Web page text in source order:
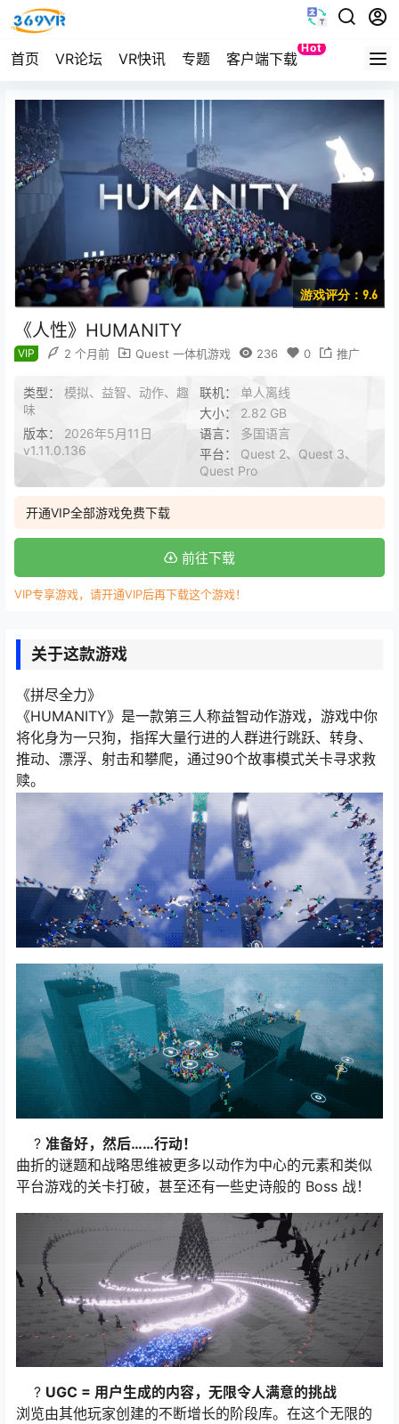
首页 VR论坛 VR快讯 专题 客户端下载
Hot
Quest
游戏评分：9.6
《人性》HUMANITY
VIP 2 个月前 Quest 一体机游戏 236 0 推广
类型： 模拟、益智、动作、趣
味
联机： 单人离线
大小： 2.82 GB
版本： 2026年5月11日
v1.11.0.136
语言： 多国语言
平台： Quest 2、Quest 3、
Quest Pro
开通VIP全部游戏免费下载
前往下载
VIP专享游戏，请开通VIP后再下载这个游戏！
关于这款游戏
《拼尽全力》
《HUMANITY》是一款第三人称益智动作游戏，游戏中你
将化身为一只狗，指挥大量行进的人群进行跳跃、转身、
推动、漂浮、射击和攀爬，通过90个故事模式关卡寻求救
赎。
? 准备好，然后……行动！
曲折的谜题和战略思维被更多以动作为中心的元素和类似
平台游戏的关卡打破，甚至还有一些史诗般的 Boss 战！
? UGC = 用户生成的内容，无限令人满意的挑战
浏览由其他玩家创建的不断增长的阶段库。在这个无限的